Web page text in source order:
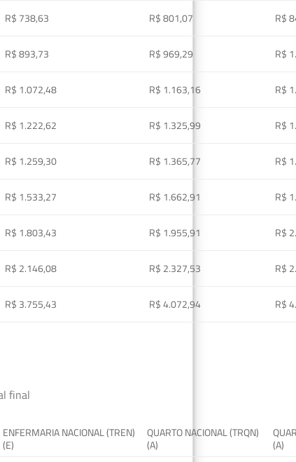
R$ 738,63 R$ 801,07
R$
R$ 893,73 R$ 969,29
R$
R$ 1.072,48 R$ 1.163,16
R$
R$ 1.222,62 R$ 1.325,99
R$
R$ 1.259,30 R$ 1.365,77
R$
R$ 1.533,27 R$ 1.662,91
R$
R$ 1.803,43 R$ 1.955,91
R$
R$ 2.146,08 R$ 2.327,53
R$
R$ 3.755,43 R$ 4.072,94 R$
final
ENFERMARIA NACIONAL (TREN)
(E)
QUARTO NACIONAL (TRQN)
(A)
(A)